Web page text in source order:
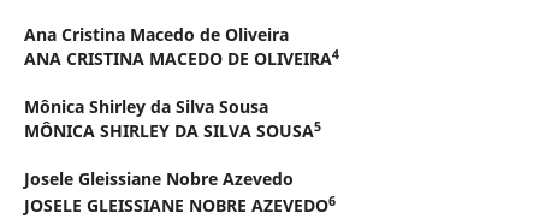
Ana Cristina Macedo de Oliveira
ANA CRISTINA MACEDO DE OLIVEIRA4
Mônica Shirley da Silva Sousa
MÔNICA SHIRLEY DA SILVA SOUSA5
Josele Gleissiane Nobre Azevedo
JOSELE GLEISSIANE NOBRE AZEVEDO6